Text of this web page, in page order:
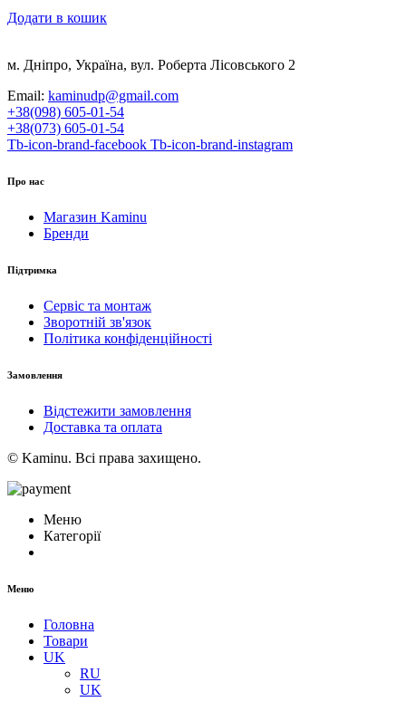
Додати в кошик
м. Дніпро, Україна, вул. Роберта Лісовського 2
Email: kaminudp@gmail.com
+38(098) 605-01-54
+38(073) 605-01-54
Tb-icon-brand-facebook Tb-icon-brand-instagram
Про нас
Магазин Kaminu
Бренди
Підтримка
Сервіс та монтаж
Зворотній зв'язок
Політика конфіденційності
Замовлення
Відстежити замовлення
Доставка та оплата
© Kaminu. Всі права захищено.
Меню
Категорії
Меню
Головна
Товари
UK
RU
UK